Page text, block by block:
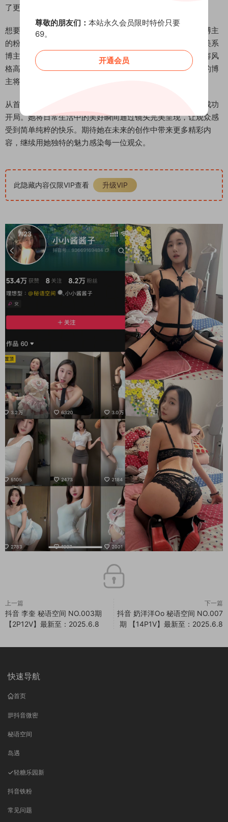
了更多欣赏她不同面貌的机会。
想要了解更多小小酱酱子的最新动态，或是寻找抖音清新系博主
的粉丝们，不妨关注她的秘语空间更新。夏日清新穿搭、甜美系
博主推荐、抖音人气博主图集等关键词都与小小酱酱子的内容风
格高度契合。相信随着更多优质内容的发布，这位潜力无限的博
主将会获得更多人的喜爱。
从首期图集的表现来看，小小酱酱子在秘语空间的尝试可谓成功
开局。她将日常生活中的美好瞬间通过镜头完美呈现，让观众感
受到简单纯粹的快乐。期待她在未来的创作中带来更多精彩内
容，继续用她独特的魅力感染每一位观众。
此隐藏内容仅限VIP查看 升级VIP
上一篇
抖音 李奎 秘语空间 NO.003期
【2P12V】最新至：2025.6.8
下一篇
抖音 奶洋洋Oo 秘语空间 NO.007
期 【14P1V】最新至：2025.6.8
快速导航
首页
抖音微密
秘语空间
岛遇
轻糖乐园新
抖音铁粉
常见问题
尊敬的朋友们： 本站永久会员限时特价只要
69。
开通会员